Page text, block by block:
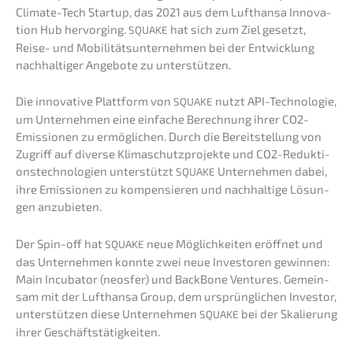
Clima­te-Tech Start­up, das 2021 aus dem Lufthan­sa Innova­
ti­on Hub hervor­ging. SQUAKE hat sich zum Ziel gesetzt,
Reise- und Mobili­täts­un­ter­neh­men bei der Entwick­lung
nachhal­ti­ger Angebo­te zu unterstützen.
Die innova­ti­ve Platt­form von SQUAKE nutzt API-Techno­lo­gie,
um Unter­neh­men eine einfa­che Berech­nung ihrer CO2-
Emissio­nen zu ermög­li­chen. Durch die Bereit­stel­lung von
Zugriff auf diver­se Klima­schutz­pro­jek­te und CO2-Reduk­ti­
ons­tech­no­lo­gien unter­stütztSQUAKE Unter­neh­men dabei,
ihre Emissio­nen zu kompen­sie­ren und nachhal­ti­ge Lösun­
gen anzubieten.
Der Spin-off hatSQUAKE neue Möglich­kei­ten eröff­net und
das Unter­neh­men konnte zwei neue Inves­to­ren gewin­nen:
Main Incuba­tor (neosfer) und BackBone Ventures. Gemein­
sam mit der Lufthan­sa Group, dem ursprüng­li­chen Inves­tor,
unter­stüt­zen diese Unter­neh­men SQUAKE bei der Skalie­rung
ihrer Geschäftstätigkeiten.